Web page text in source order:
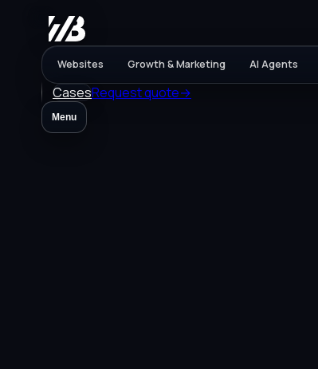
Websites Growth & Marketing AI Agents
CasesRequest quote→
Menu